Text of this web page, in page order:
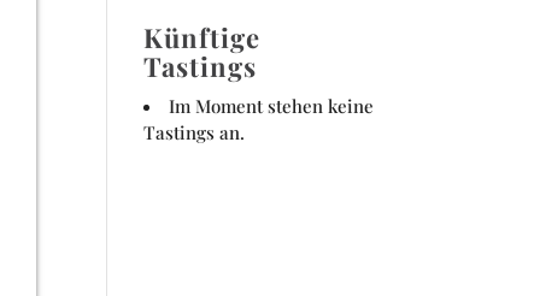
Künftige
Tastings
Im Moment stehen keine
Tastings an.